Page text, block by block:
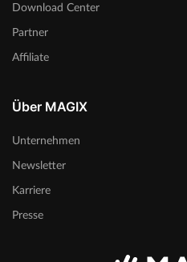
Download Center
Partner
Affiliate
Über MAGIX
Unternehmen
Newsletter
Karriere
Presse